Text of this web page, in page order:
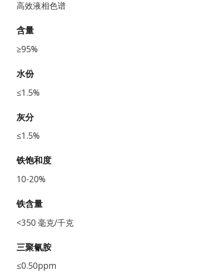
高效液相色谱
含量
≥95%
水份
≤1.5%
灰分
≤1.5%
铁饱和度
10-20%
铁含量
<350 毫克/千克
三聚氰胺
≤0.50ppm